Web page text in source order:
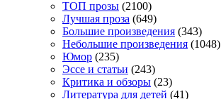
TOП прозы (2100)
Лучшая проза (649)
Большие произведения (343)
Небольшие произведения (1048)
Юмор (235)
Эссе и статьи (243)
Критика и обзоры (23)
Литература для детей (41)